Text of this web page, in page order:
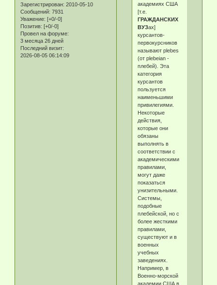
Зарегистрирован: 2010-05-10
Сообщений: 7931
Уважение: [+0/-0]
Позитив: [+0/-0]
Провел на форуме:
3 месяца 26 дней
Последний визит:
2026-08-05 06:14:09
академиях США
[т.е.
ГРАЖДАНСКИХ
ВУЗах]
курсантов-
первокурсников
называют plebes
(от plebeian -
плебей). Эта
категория
курсантов
пользуется
наименьшими
привилегиями.
Некоторые
действия,
которые они
обязаны
выполнять в
соответствии с
академическими
правилами,
могут даже
показаться
унизительными.
Системы,
подобные
плебейской, но с
более жесткими
правилами,
существуют и в
военных
учебных
заведениях.
Например, в
Военно-морской
академии США в